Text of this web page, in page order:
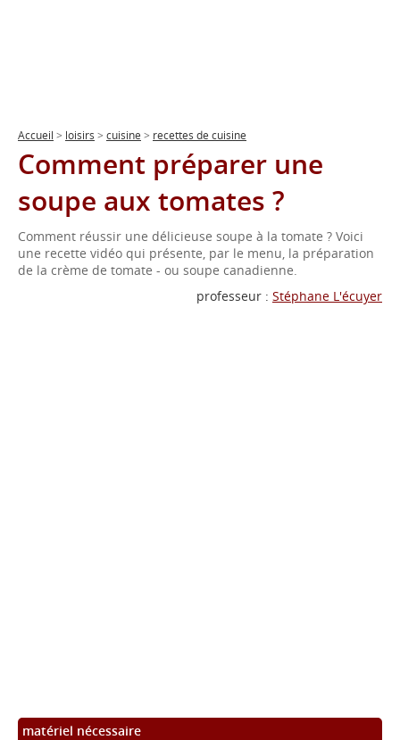
Accueil > loisirs > cuisine > recettes de cuisine
Comment préparer une
soupe aux tomates ?
Comment réussir une délicieuse soupe à la tomate ? Voici
une recette vidéo qui présente, par le menu, la préparation
de la crème de tomate - ou soupe canadienne.
professeur : Stéphane L'écuyer
matériel nécessaire